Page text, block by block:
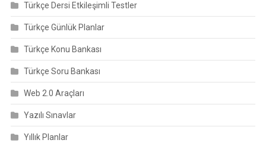
Türkçe Dersi Etkileşimli Testler
Türkçe Günlük Planlar
Türkçe Konu Bankası
Türkçe Soru Bankası
Web 2.0 Araçları
Yazılı Sınavlar
Yıllık Planlar